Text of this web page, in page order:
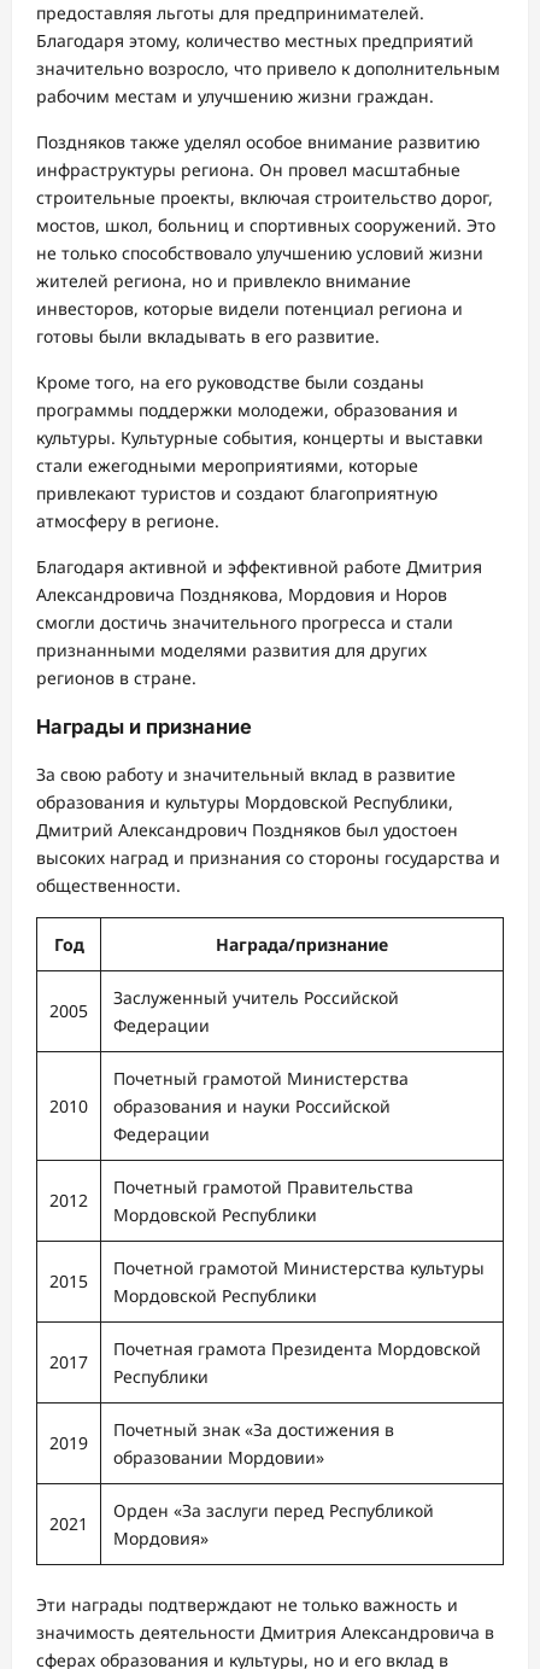
предоставляя льготы для предпринимателей.
Благодаря этому, количество местных предприятий
значительно возросло, что привело к дополнительным
рабочим местам и улучшению жизни граждан.
Поздняков также уделял особое внимание развитию
инфраструктуры региона. Он провел масштабные
строительные проекты, включая строительство дорог,
мостов, школ, больниц и спортивных сооружений. Это
не только способствовало улучшению условий жизни
жителей региона, но и привлекло внимание
инвесторов, которые видели потенциал региона и
готовы были вкладывать в его развитие.
Кроме того, на его руководстве были созданы
программы поддержки молодежи, образования и
культуры. Культурные события, концерты и выставки
стали ежегодными мероприятиями, которые
привлекают туристов и создают благоприятную
атмосферу в регионе.
Благодаря активной и эффективной работе Дмитрия
Александровича Позднякова, Мордовия и Норов
смогли достичь значительного прогресса и стали
признанными моделями развития для других
регионов в стране.
Награды и признание
За свою работу и значительный вклад в развитие
образования и культуры Мордовской Республики,
Дмитрий Александрович Поздняков был удостоен
высоких наград и признания со стороны государства и
общественности.
Год Награда/признание
2005
Заслуженный учитель Российской
Федерации
2010
Почетный грамотой Министерства
образования и науки Российской
Федерации
2012
Почетный грамотой Правительства
Мордовской Республики
2015
Почетной грамотой Министерства культуры
Мордовской Республики
2017
Почетная грамота Президента Мордовской
Республики
2019
Почетный знак «За достижения в
образовании Мордовии»
2021
Орден «За заслуги перед Республикой
Мордовия»
Эти награды подтверждают не только важность и
значимость деятельности Дмитрия Александровича в
сферах образования и культуры, но и его вклад в